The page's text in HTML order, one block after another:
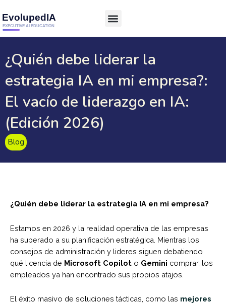
¿Quién debe liderar la
estrategia IA en mi empresa?:
El vacío de liderazgo en IA:
(Edición 2026)
Blog
¿Quién debe liderar la estrategia IA en mi empresa?
Estamos en 2026 y la realidad operativa de las empresas
ha superado a su planificación estratégica. Mientras los
consejos de administración y lideres siguen debatiendo
qué licencia de Microsoft Copilot o Gemini comprar, los
empleados ya han encontrado sus propios atajos.
El éxito masivo de soluciones tácticas, como las mejores